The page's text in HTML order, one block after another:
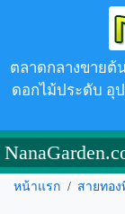
ตลาดกลางขายต้
ดอกไม้ประดับ อุ
หน้าแรก / สายทอ